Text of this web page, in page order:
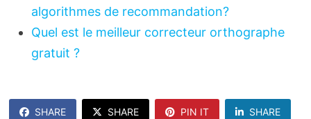
algorithmes de recommandation?
Quel est le meilleur correcteur orthographe
gratuit ?
SHARE SHARE PIN IT SHARE